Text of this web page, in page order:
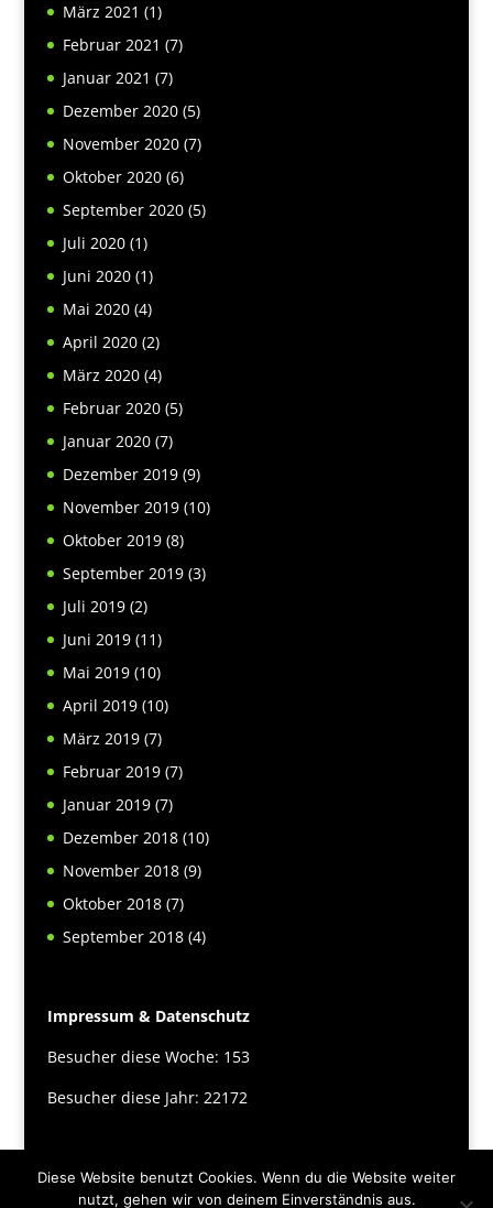
März 2021 (1)
Februar 2021 (7)
Januar 2021 (7)
Dezember 2020(5)
November 2020(7)
Oktober 2020(6)
September 2020(5)
Juli 2020(1)
Juni 2020(1)
Mai 2020(4)
April 2020(2)
März 2020(4)
Februar 2020(5)
Januar 2020(7)
Dezember 2019(9)
November 2019(10)
Oktober 2019(8)
September 2019(3)
Juli 2019(2)
Juni 2019(11)
Mai 2019(10)
April 2019(10)
März 2019(7)
Februar 2019(7)
Januar 2019(7)
Dezember 2018(10)
November 2018(9)
Oktober 2018(7)
September 2018(4)
Impressum & Datenschutz
Besucher diese Woche: 153
Besucher diese Jahr: 22172
Diese Website benutzt Cookies. Wenn du die Website weiter
nutzt, gehen wir von deinem Einverständnis aus.